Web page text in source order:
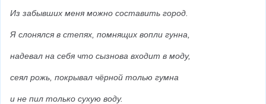
Из забывших меня можно составить город.
Я слонялся в степях, помнящих вопли гунна,
надевал на себя что сызнова входит в моду,
сеял рожь, покрывал чёрной толью гумна
и не пил только сухую воду.